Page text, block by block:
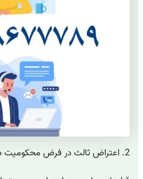
2. اعتراض ثالث در فرض محکومیت در دادسرا